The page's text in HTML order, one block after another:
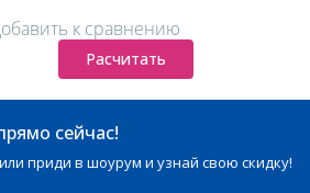
к сравнению
Расчитать
сейчас!
приди в шоурум и узнай свою скидку!